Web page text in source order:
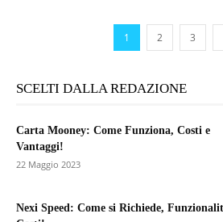
1 2 3
SCELTI DALLA REDAZIONE
Carta Mooney: Come Funziona, Costi e
Vantaggi!
22 Maggio 2023
Nexi Speed: Come si Richiede,